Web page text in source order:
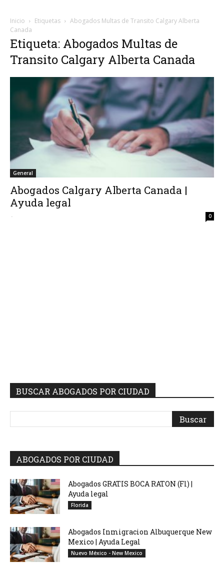
Inicio Etiquetas
Abogados Multas de Transito Calgary Alberta
Canada
Etiqueta: Abogados Multas de
Transito Calgary Alberta Canada
General
Abogados Calgary Alberta Canada |
Ayuda legal
- 0
BUSCAR ABOGADOS POR CIUDAD
ABOGADOS POR CIUDAD
Abogados GRATIS BOCA RATON (Fl) |
Ayuda legal
Florida
Abogados Inmigracion Albuquerque New
Mexico | Ayuda Legal
Nuevo México - New Mexico